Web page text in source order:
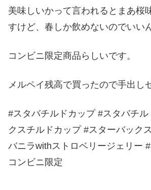
美味しいかって言われるとまあ桜
すけど、春しか飲めないのでいい
コンビニ限定商品らしいです。
メルペイ残高で買ったので手出し
#スタバチルドカップ #スタバチル
クスチルドカップ #スターバック
バニラwithストロベリージェリー
コンビニ限定